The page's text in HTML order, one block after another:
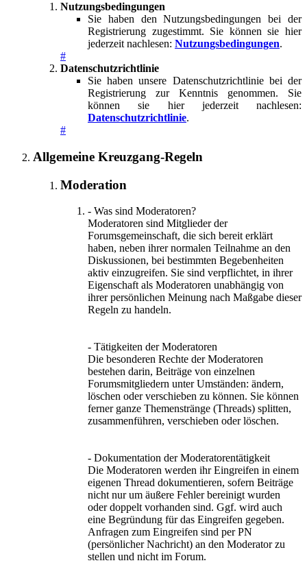
Nutzungsbedingungen
Sie haben den Nutzungsbedingungen bei der
Registrierung zugestimmt. Sie können sie hier
jederzeit nachlesen: Nutzungsbedingungen.
#
Datenschutzrichtlinie
Sie haben unsere Datenschutzrichtlinie bei der
Registrierung zur Kenntnis genommen. Sie
können sie hier jederzeit nachlesen:
Datenschutzrichtlinie.
#
Allgemeine Kreuzgang-Regeln
Moderation
- Was sind Moderatoren?
Moderatoren sind Mitglieder der
Forumsgemeinschaft, die sich bereit erklärt
haben, neben ihrer normalen Teilnahme an den
Diskussionen, bei bestimmten Begebenheiten
aktiv einzugreifen. Sie sind verpflichtet, in ihrer
Eigenschaft als Moderatoren unabhängig von
ihrer persönlichen Meinung nach Maßgabe dieser
Regeln zu handeln.
- Tätigkeiten der Moderatoren
Die besonderen Rechte der Moderatoren
bestehen darin, Beiträge von einzelnen
Forumsmitgliedern unter Umständen: ändern,
löschen oder verschieben zu können. Sie können
ferner ganze Themenstränge (Threads) splitten,
zusammenführen, verschieben oder löschen.
- Dokumentation der Moderatorentätigkeit
Die Moderatoren werden ihr Eingreifen in einem
eigenen Thread dokumentieren, sofern Beiträge
nicht nur um äußere Fehler bereinigt wurden
oder doppelt vorhanden sind. Ggf. wird auch
eine Begründung für das Eingreifen gegeben.
Anfragen zum Eingreifen sind per PN
(persönlicher Nachricht) an den Moderator zu
stellen und nicht im Forum.